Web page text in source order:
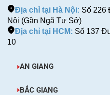
Địa chỉ tại Hà Nội: Số 226
Nội (Gần Ngã Tư Sở)
Địa chỉ tại HCM: Số 137
10
AN GIANG
BẮC GIANG